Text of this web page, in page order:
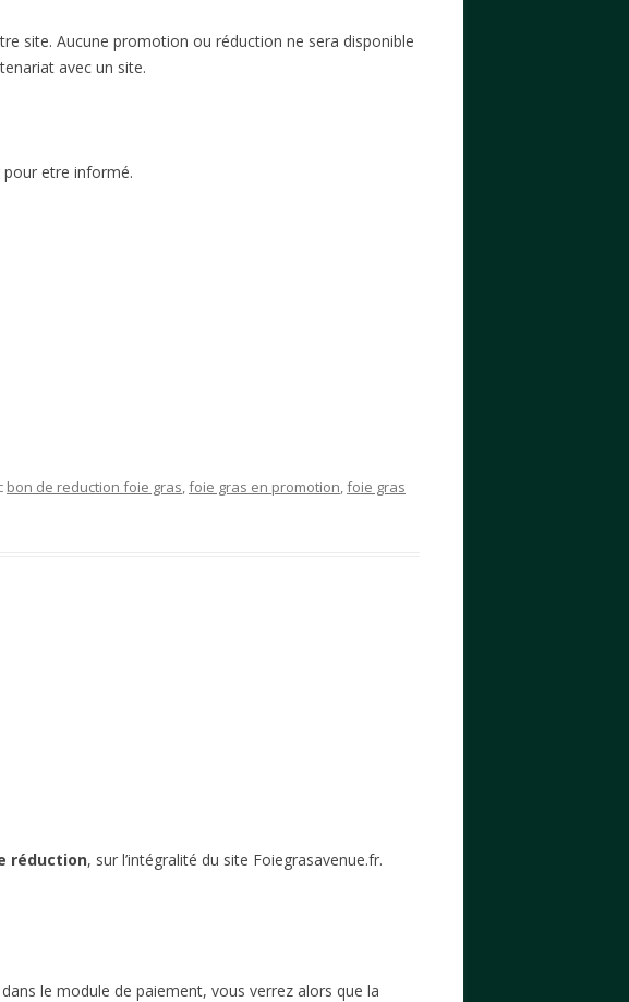
site. Aucune promotion ou réduction ne sera disponible
avec un site.
etre informé.
bon de reduction foie gras,foie gras en promotion,foie gras
réduction, sur l’intégralité du site Foiegrasavenue.fr.
le module de paiement, vous verrez alors que la